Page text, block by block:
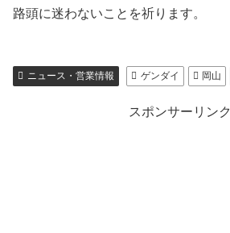
路頭に迷わないことを祈ります。
ニュース・営業情報 ゲンダイ 岡山
スポンサーリンク